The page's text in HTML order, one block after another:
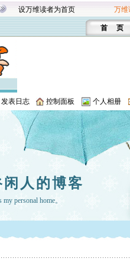
设万维读者为首页 万维
首 页
发表日志 控制面板 个人相册
闲人的博客
my personal home。